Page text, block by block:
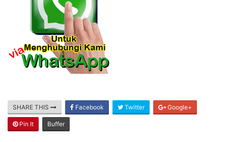
SHARE THIS Facebook Twitter Google+
Pin It Buffer